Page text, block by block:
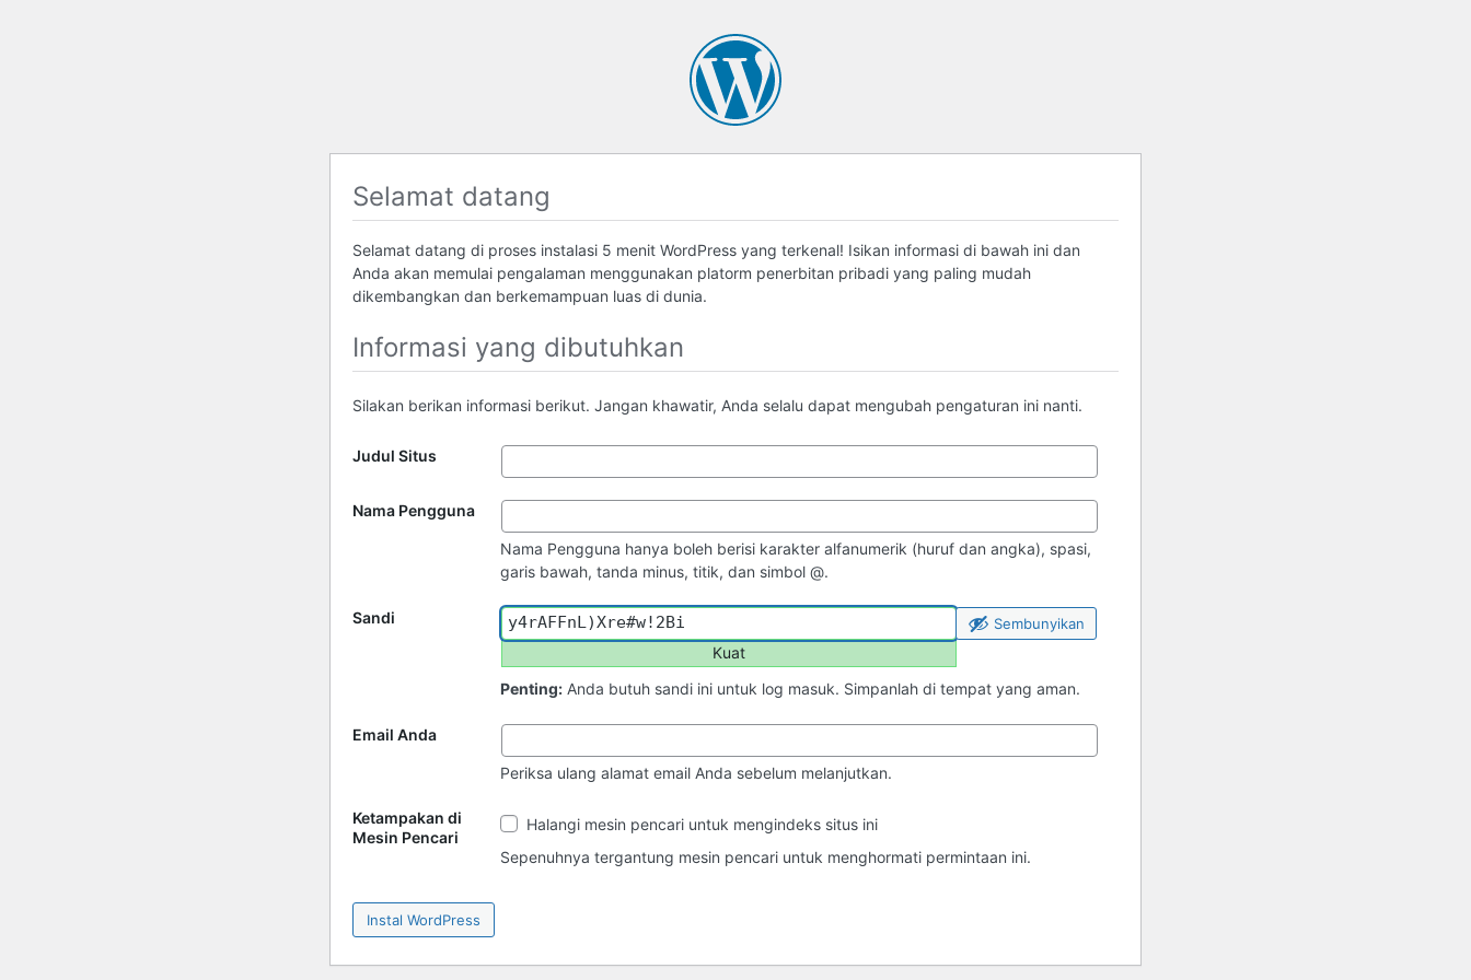
Selamat datang
Selamat datang di proses instalasi 5 menit WordPress yang terkenal! Isikan informasi di bawah ini dan
Anda akan memulai pengalaman menggunakan platorm penerbitan pribadi yang paling mudah
dikembangkan dan berkemampuan luas di dunia.
Informasi yang dibutuhkan
Silakan berikan informasi berikut. Jangan khawatir, Anda selalu dapat mengubah pengaturan ini nanti.
Judul Situs
Nama Pengguna
Nama Pengguna hanya boleh berisi karakter alfanumerik (huruf dan angka), spasi,
garis bawah, tanda minus, titik, dan simbol @.
Sandi
Kuat
Sembunyikan
Penting: Anda butuh sandi ini untuk log masuk. Simpanlah di tempat yang aman.
Email Anda
Periksa ulang alamat email Anda sebelum melanjutkan.
Ketampakan di
Mesin Pencari
Ketampakan
di
Mesin
Halangi mesin pencari untuk mengindeks situs ini
Sepenuhnya tergantung mesin pencari untuk menghormati permintaan ini.